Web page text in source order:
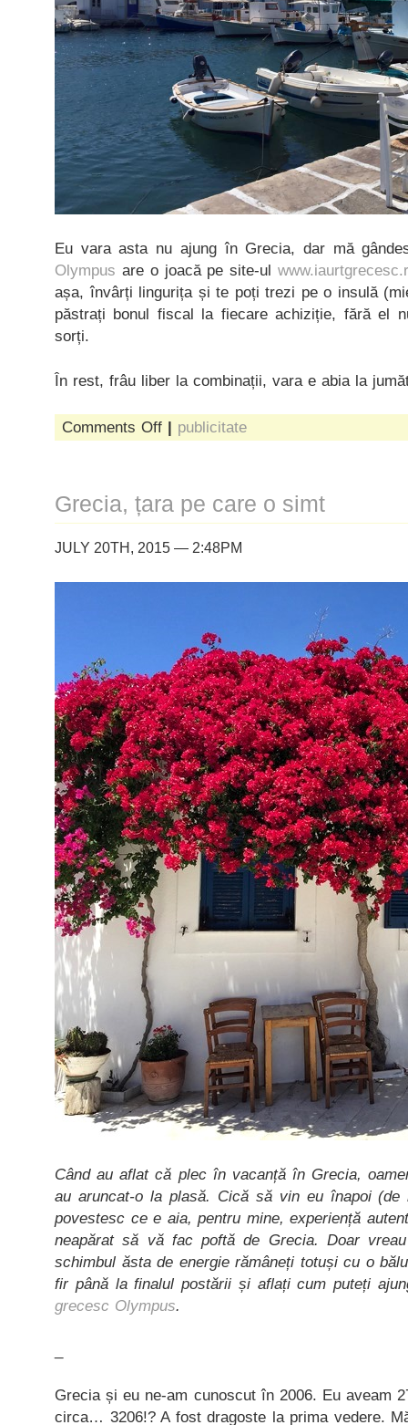
Eu vara asta nu ajung în Grecia, dar mă
Olympus are o joacă pe site-ul
așa, învârți lingurița și te poți trezi pe o insulă
păstrați bonul fiscal la fiecare achiziție, fără el
sorți.
În rest, frâu liber la combinații, vara e abia la
Comments Offon
învârte
| publicitate
Grecia, țara pe care o simt
JULY 20TH, 2015 — 2:48PM
Când au aflat că plec în vacanță în Grecia,
au aruncat-o la plasă. Cică să vin eu înapoi
povestesc ce e aia, pentru mine, experiență
neapărat să vă fac poftă de Grecia. Doar
schimbul ăsta de energie rămâneți totuși cu o
fir până la finalul postării și aflați cum puteți
grecesc Olympus.
Grecia și eu ne-am cunoscut în 2006. Eu aveam
circa… 3206!? A fost dragoste la prima vedere.